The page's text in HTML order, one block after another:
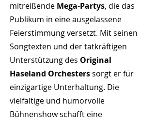
mitreißende Mega-Partys, die das
Publikum in eine ausgelassene
Feierstimmung versetzt. Mit seinen
Songtexten und der tatkräftigen
Unterstützung des Original
Haseland Orchesterssorgt er für
einzigartige Unterhaltung. Die
vielfältige und humorvolle
Bühnenshow schafft eine